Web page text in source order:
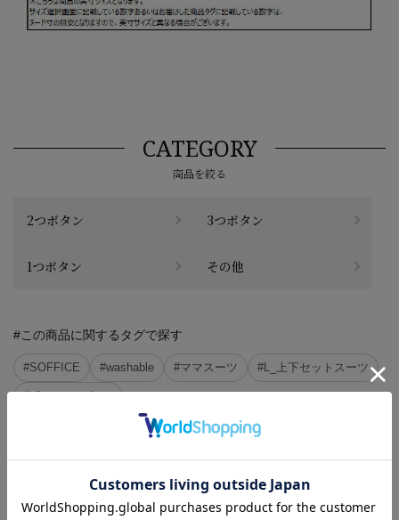
CATEGORY
商品を絞る
2つボタン 3つボタン
1つボタン その他
#この商品に関するタグで探す
#SOFFICE #washable #ママスーツ #L_上下セットスーツ
#all_season_item
#2点10%OFF、3点目以降20%OFF対象商品(l_st)
#パンツ ストレッチ #ジャケット 洗える
#ジャケット ストレッチ #ジャケット 仕事でも週末でも